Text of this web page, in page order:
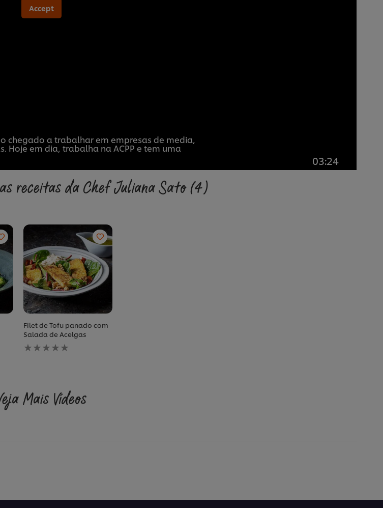
Accept
chegado a trabalhar em empresas de media,
Hoje em dia, trabalha na ACPP e tem uma
03:24
receitas da Chef Juliana Sato(4)
Filet de Tofu panado com
Salada de Acelgas
Nenhuma
avaliação
Mais Vídeos